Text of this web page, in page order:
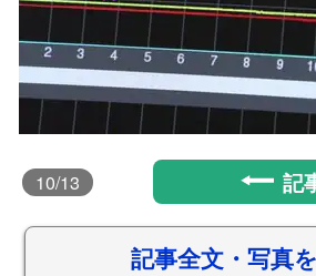
10/13 記
記事全文・写真